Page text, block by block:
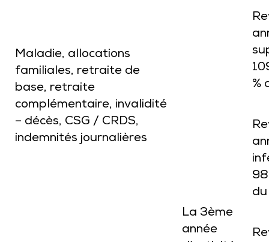
Maladie, allocations
familiales, retraite de
base, retraite
complémentaire, invalidité
– décès, CSG / CRDS,
indemnités journalières
%
La 3ème
année